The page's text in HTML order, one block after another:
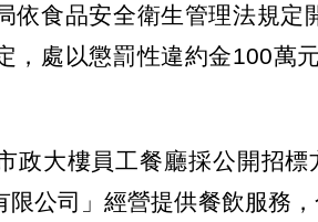
依食品安全衛生管理法規定
，處以懲罰性違約金100萬
政大樓員工餐廳採公開招標
限公司」經營提供餐飲服務